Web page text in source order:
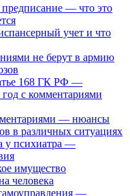
— что это
учет и что
не берут в армию
168 ГК РФ —
с комментариями
— нюансы
в различных ситуациях
у психиатра —
имущество
человека
—